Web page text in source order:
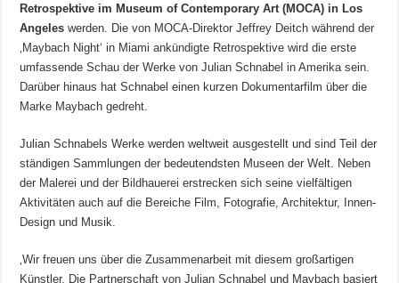
Retrospektive im Museum of Contemporary Art (MOCA) in Los
Angeleswerden. Die von MOCA-Direktor Jeffrey Deitch während der
‚Maybach Night‘ in Miami ankündigte Retrospektive wird die erste
umfassende Schau der Werke von Julian Schnabel in Amerika sein.
Darüber hinaus hat Schnabel einen kurzen Dokumentarfilm über die
Marke Maybach gedreht.
Julian Schnabels Werke werden weltweit ausgestellt und sind Teil der
ständigen Sammlungen der bedeutendsten Museen der Welt. Neben
der Malerei und der Bildhauerei erstrecken sich seine vielfältigen
Aktivitäten auch auf die Bereiche Film, Fotografie, Architektur, Innen-
Design und Musik.
‚Wir freuen uns über die Zusammenarbeit mit diesem großartigen
Künstler. Die Partnerschaft von Julian Schnabel und Maybach basiert